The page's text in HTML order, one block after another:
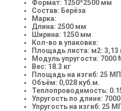
Формат: 1250*2500 мм
Состав: Берёза
Марка:
Длина: 2500 мм
Ширина: 1250 мм
Кол-во в упаковке:
Площадь листа: м2: 3,13
Модуль упругости: 7000
Вес: 18.3 кг
Площадь на изгиб: 25
Объём: 0,028 куб.м.
Теплопроводимость:
Упругость по длине:
Упругость на изгиб: 25